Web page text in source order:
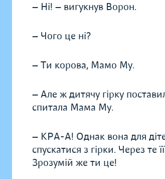
— Ні! — вигукнув Ворон.
— Чого це ні?
— Ти корова, Мамо Му.
— Але ж дитячу гірку
спитала Мама Му.
— КРА-А! Однак вона для
спускатися з гірки. Через те
Зрозумій же ти це!